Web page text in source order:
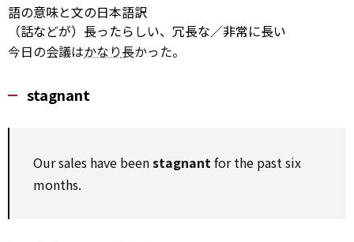
語の意味と文の日本語訳
（話などが）長ったらしい、冗長な／非常に長い
今日の会議はかなり長かった。
stagnant
Our sales have beenstagnantforthe past six
months.